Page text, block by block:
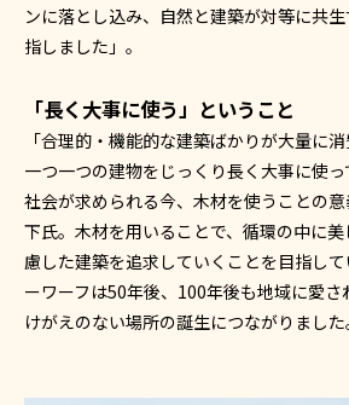
ンに落とし込み、自然と建築が対等に共
指しました」。
「長く大事に使う」ということ
「合理的・機能的な建築ばかりが大量に
一つ一つの建物をじっくり長く大事に使
社会が求められる今、木材を使うことの
下氏。木材を用いることで、循環の中に
慮した建築を追求していくことを目指し
ーワーフは50年後、100年後も地域に愛さ
けがえのない場所の誕生につながりました